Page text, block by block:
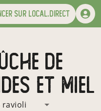
sur local.direct
et miel
ravioli